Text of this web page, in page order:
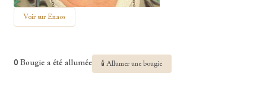
Voir sur Enaos
0 Bougie a été allumée 🕯 Allumer une bougie